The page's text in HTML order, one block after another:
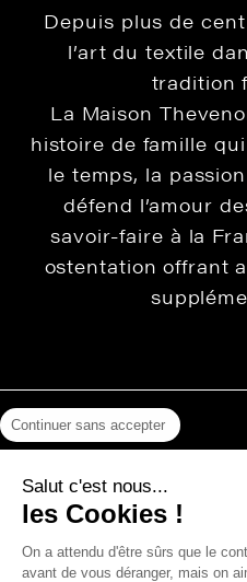
Depuis plus de
l’art du textile
tradition
La Maison
histoire de famille
le temps, la
défend l’amour
savoir-faire à la
ostentation offrant
Protection
Photos,
Continuer sans accepter
Salut c'est nous...
les Cookies !
On a attendu d'être sûrs que le
avant de vous déranger, mais on